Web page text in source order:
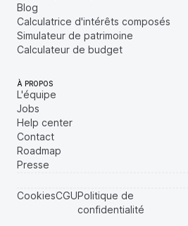
Blog
Calculatrice d'intérêts composés
Simulateur de patrimoine
Calculateur de budget
À PROPOS
L'équipe
Jobs
Help center
Contact
Roadmap
Presse
CookiesCGUPolitique de
confidentialité